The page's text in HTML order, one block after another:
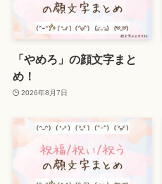
「やめろ」の顔文字まと
め！
2026年8月7日